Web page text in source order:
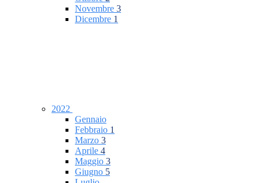
Novembre 3
Dicembre 1
2022
Gennaio
Febbraio 1
Marzo 3
Aprile 4
Maggio 3
Giugno 5